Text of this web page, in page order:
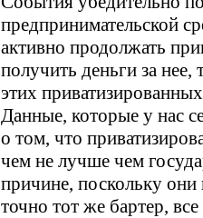
предпринимательской
активно продолжать
получить деньги за нее,
этих
Данные, которые у нас
о том, что
чем не лучше чем
причине, поскольку они
точно тот же бартер,